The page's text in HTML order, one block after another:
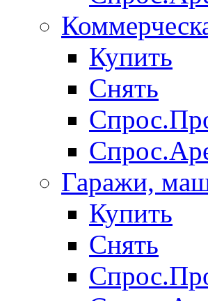
Купить
Снять
Гаражи,
Купить
Снять